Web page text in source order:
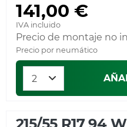
141,00 €
IVA incluido
Precio de montaje no
Precio por neumático
215/55 R17 94 W